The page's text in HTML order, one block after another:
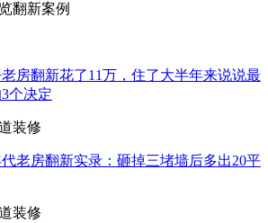
翻新案例
房翻新花了11万，住了大半年来说说最
个决定
装修
老房翻新实录：砸掉三堵墙后多出20平
装修